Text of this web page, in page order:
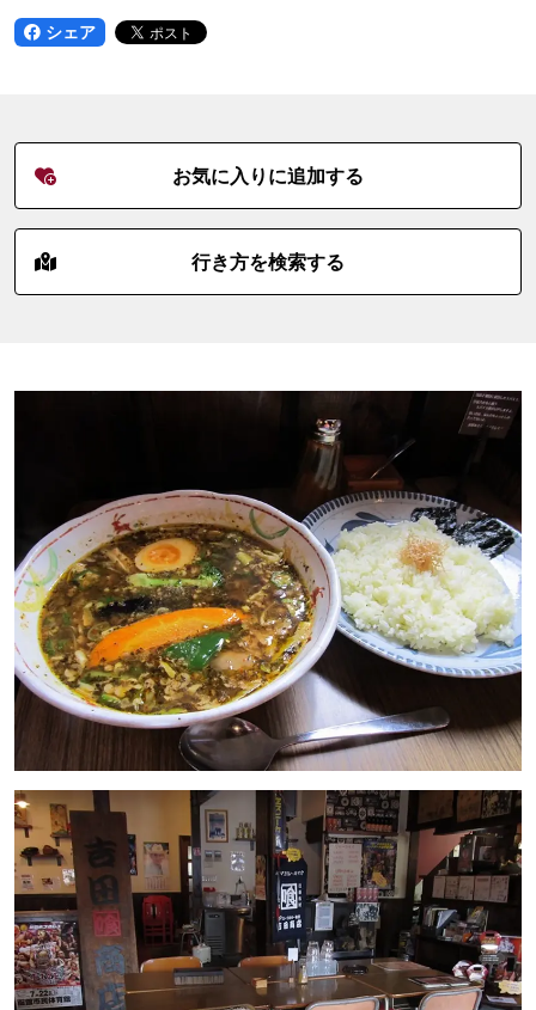
シェア
お気に入りに追加する
行き方を検索する